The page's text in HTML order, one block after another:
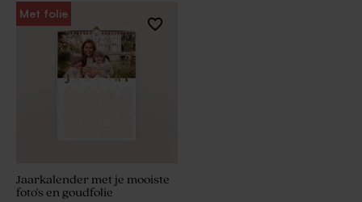
Met folie
Jaarkalender met je mooiste
foto's en goudfolie